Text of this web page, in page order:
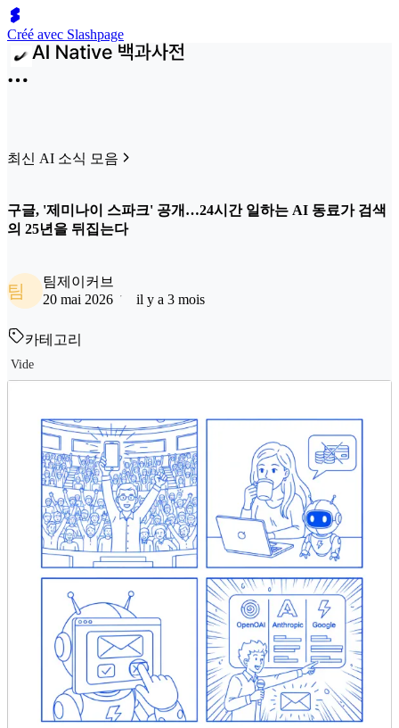
Créé avec Slashpage
최신 AI 소식 모음
구글, '제미나이 스파크' 공개…24시간 일하는 AI 동료가 검색
의 25년을 뒤집는다
팀
팀제이커브
20 mai 2026
il y a 3 mois
카테고리
Vide